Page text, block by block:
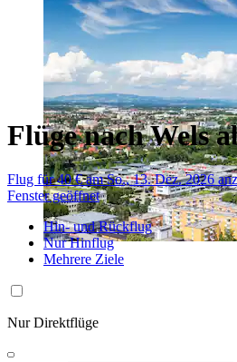
Flüge nach Wels
Flug für 40 € am So., 13. Dez. 2026
Fenster geöffnet
Hin- und Rückflug
Nur Hinflug
Mehrere Ziele
Nur Direktflüge